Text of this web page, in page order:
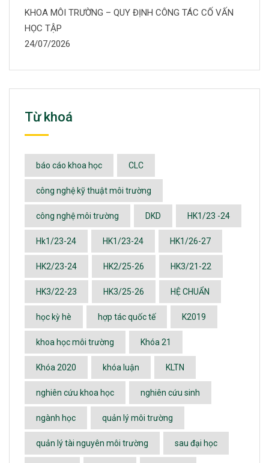
KHOA MÔI TRƯỜNG – QUY ĐỊNH CÔNG TÁC CỐ VẤN
HỌC TẬP
24/07/2026
Từ khoá
báo cáo khoa học CLC
công nghệ kỹ thuật môi trường
công nghệ môi trường DKD HK1/23 -24
Hk1/23-24 HK1/23-24 HK1/26-27
HK2/23-24 HK2/25-26 HK3/21-22
HK3/22-23 HK3/25-26 HỆ CHUẨN
học kỳ hè hợp tác quốc tế K2019
khoa học môi trường Khóa 21
Khóa 2020 khóa luận KLTN
nghiên cứu khoa học nghiên cứu sinh
ngành học quản lý môi trường
quản lý tài nguyên môi trường sau đại học